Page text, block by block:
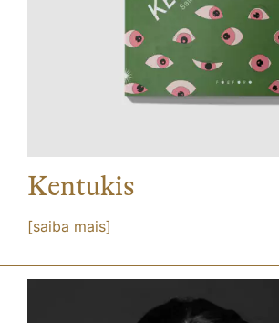
Kentukis
[saiba mais]